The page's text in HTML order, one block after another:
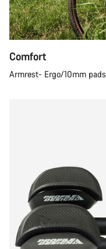
Comfort
Armrest- Ergo/10mm pads